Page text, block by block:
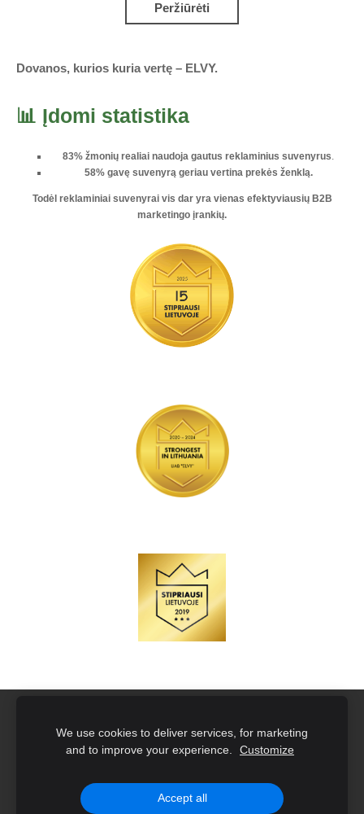
Dovanos, kurios kuria vertę – ELVY.
📊 Įdomi statistika
83% žmonių realiai naudoja gautus reklaminius suvenyrus.
58% gavę suvenyrą geriau vertina prekės ženklą.
Todėl reklaminiai suvenyrai vis dar yra vienas efektyviausių B2B
marketingo įrankių.
Peržiūrėti
builder.
We use cookies to deliver services, for marketing
and to improve your experience.
Customize
Accept all